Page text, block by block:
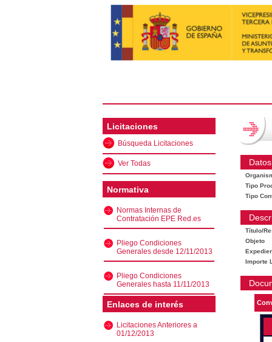
Licitaciones
Búsqueda Licitaciones
Ver Todas
Normativa
Normas Internas de
Contratación EPE Red.es
Pliego Condiciones
Generales desde 12/11/2013
Pliego Condiciones
Generales hasta 11/11/2013
Enlaces de interés
Licitaciones Anteriores a
01/12/2013
Tipo
Tipo
Título/
Objeto
Importe